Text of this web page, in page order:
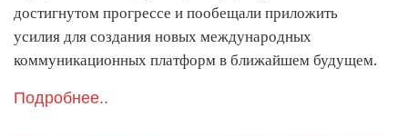
достигнутом прогрессе и пообещали приложить
усилия для создания новых международных
коммуникационных платформ в ближайшем будущем.
Подробнее..